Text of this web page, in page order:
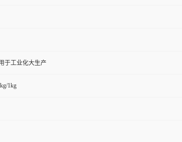
于工业化大生产
1kg